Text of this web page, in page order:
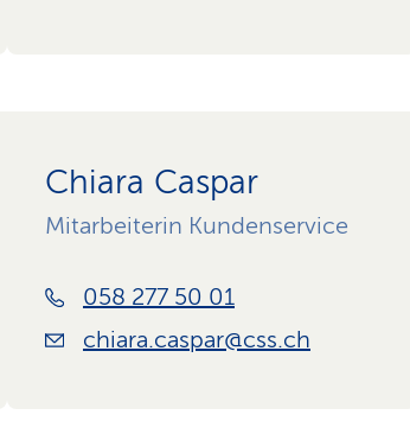
Chiara Caspar
Mitarbeiterin Kundenservice
058 277 50 01
chiara.caspar@css.ch